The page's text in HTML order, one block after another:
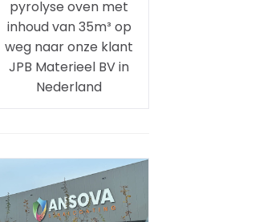
pyrolyse oven met
inhoud van 35m³ op
weg naar onze klant
JPB Materieel BV in
Nederland